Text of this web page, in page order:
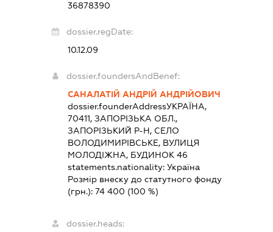
36878390
dossier.regDate:
10.12.09
dossier.foundersAndBenef:
САНАЛАТІЙ АНДРІЙ АНДРІЙОВИЧ
dossier.founderAddressУКРАЇНА,
70411, ЗАПОРІЗЬКА ОБЛ.,
ЗАПОРІЗЬКИЙ Р-Н, СЕЛО
ВОЛОДИМИРІВСЬКЕ, ВУЛИЦЯ
МОЛОДІЖНА, БУДИНОК 46
statements.nationality: Україна
Розмір внеску до статутного фонду
(грн.): 74 400 (100 %)
dossier.heads: